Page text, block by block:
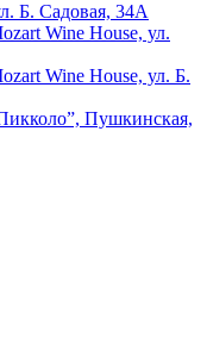
Б. Садовая, 34А
Wine House, ул.
Wine House, ул. Б.
Пушкинская,